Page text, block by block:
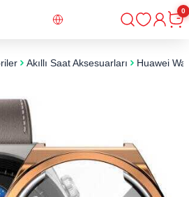
Giriş
0
Akıllı Saat Aksesuarları Huawei